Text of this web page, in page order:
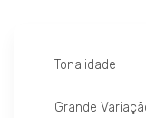
Tonalidade
Grande